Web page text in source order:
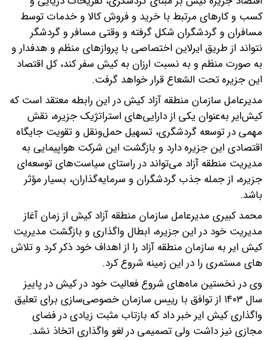
کسب و کارهای مرتبط با خرید و فروش کالا و خدمات توسط
مسافران و گردشگران شکل گرفته و وقتی مسافر و گردشگر
نتواند از طریق ایرلاین اختصاصی با پروازهای منظم و هدفدار و
به صورت منظم و به نسبت ارزان به کیش سفر کند، کل اقتصاد
این جزیره تحت الشعاع قرار خواهد گرفت.
مدیرعامل سازمان منطقه آزاد کیش در این رابطه معتقد است که
کیش‌ایر به‌عنوان یکی از دارایی‌های استراتژیک جزیره، نقش
مهمی در توسعه گردشگری، تسهیل حمل‌ونقل و تقویت جایگاه
اقتصادی این جزیره دارد و بازگشت این شرکت هواپیمایی به
مدیریت منطقه آزاد می‌تواند در راستای سیاست‌های توسعه‌ای
جزیره، از جمله جذب گردشگران و سرمایه‌گذاران، بسیار مؤثر
باشد.
محمد کبیری مدیرعامل سازمان منطقه آزاد کیش از زمان آغاز
مدیریت خود در این جزیره، ابطال واگذاری و بازگشت مدیریت
کیش ایر به سازمان منطقه آزاد را از اهداف خود ذکر کرد و تلاش
های مستمری را در این زمینه شروع کرد.
وی در نخستین ماه‌های شروع فعالیت خود در کیش در پاییز
سال ۱۴۰۳ از توافق با رییس سازمان خصوصی‌سازی برای تعلیق
واگذاری کیش ایر خبر داد که بازتاب مثبت زیادی در فضای
مجازی نیز داشت ولی تصمیمی در لغو واگذاری اتخاذ نشد.